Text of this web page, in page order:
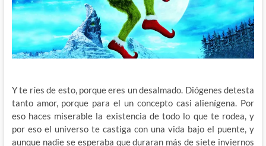
Y te ríes de esto, porque eres un desalmado. Diógenes detesta
tanto amor, porque para el un concepto casi alienígena. Por
eso haces miserable la existencia de todo lo que te rodea, y
por esoel universo te castiga con una vida bajo el puente, y
aunque nadie se esperaba que duraran más de siete inviernos